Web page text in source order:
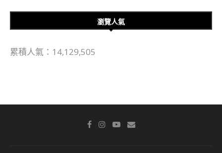
瀏覽人氣
累積人氣：14,129,505